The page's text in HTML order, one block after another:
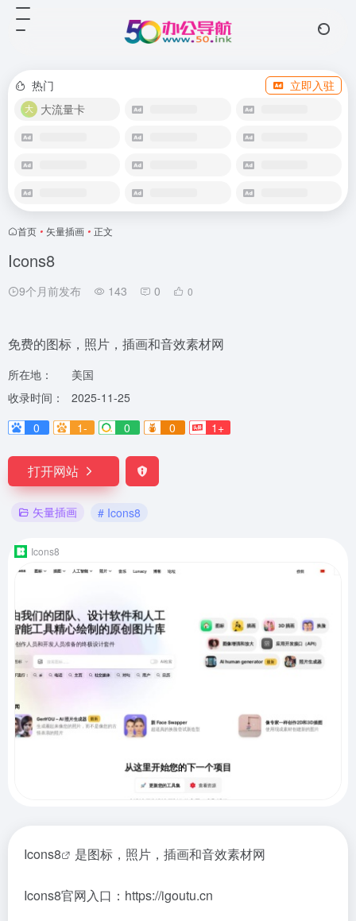
热门
立即入驻
大流量卡
首页 • 矢量插画 • 正文
Icons8
9个月前发布 143 0 0
免费的图标，照片，插画和音效素材网
所在地：
美国
收录时间：
2025-11-25
0
1- 0 0 1+
打开网站
矢量插画 # Icons8
Icons8
Icons8 是图标，照片，插画和音效素材网
Icons8官网入口：https://igoutu.cn